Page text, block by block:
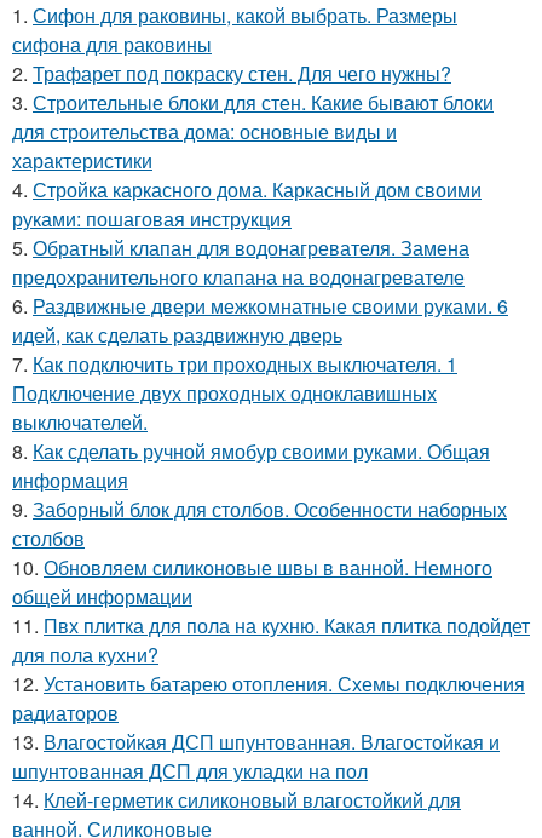
1. Сифон для раковины, какой выбрать. Размеры
сифона для раковины
2. Трафарет под покраску стен. Для чего нужны?
3. Строительные блоки для стен. Какие бывают блоки
для строительства дома: основные виды и
характеристики
4. Стройка каркасного дома. Каркасный дом своими
руками: пошаговая инструкция
5. Обратный клапан для водонагревателя. Замена
предохранительного клапана на водонагревателе
6. Раздвижные двери межкомнатные своими руками. 6
идей, как сделать раздвижную дверь
7. Как подключить три проходных выключателя. 1
Подключение двух проходных одноклавишных
выключателей.
8. Как сделать ручной ямобур своими руками. Общая
информация
9. Заборный блок для столбов. Особенности наборных
столбов
10. Обновляем силиконовые швы в ванной. Немного
общей информации
11. Пвх плитка для пола на кухню. Какая плитка подойдет
для пола кухни?
12. Установить батарею отопления. Схемы подключения
радиаторов
13. Влагостойкая ДСП шпунтованная. Влагостойкая и
шпунтованная ДСП для укладки на пол
14. Клей-герметик силиконовый влагостойкий для
ванной. Силиконовые